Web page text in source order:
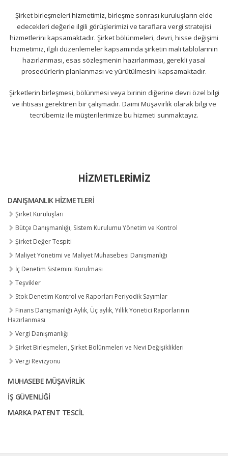
Şirket birleşmeleri hizmetimiz, birleşme sonrası kuruluşların elde
edecekleri değerle ilgili görüşlerimizi ve taraflara vergi stratejisi
hizmetlerini kapsamaktadır. Şirket bölünmeleri, devri, hisse değişimi
hizmetimiz, ilgili düzenlemeler kapsamında şirketin mali tablolarının
hazırlanması, esas sözleşmenin hazırlanması, gerekli yasal
prosedürlerin planlanması ve yürütülmesini kapsamaktadır.
Şirketlerin birleşmesi, bölünmesi veya birinin diğerine devri özel bilgi
ve ihtisası gerektiren bir çalışmadır. Daimi Müşavirlik olarak bilgi ve
tecrübemiz ile müşterilerimize bu hizmeti sunmaktayız.
HIZMETLERIMIZ
DANIŞMANLIK HIZMETLERI
Şirket Kuruluşları
Bütçe Danışmanlığı, Sistem Kurulumu Yönetim ve Kontrol
Şirket Değer Tespiti
Maliyet Yönetimi ve Maliyet Muhasebesi Danışmanlığı
İç Denetim Sistemini Kurulması
Teşvikler
Stok Denetim Kontrol ve Raporları Periyodik Sayımlar
Finans Danışmanlığı Aylık, Üç aylık, Yıllık Yönetici Raporlarının
Hazırlanması
Vergi Danışmanlığı
Şirket Birleşmeleri, Şirket Bölünmeleri ve Nevi Değişiklikleri
Vergi Revizyonu
MUHASEBE MÜŞAVIRLIK
İŞ GÜVENLIĞI
MARKA PATENT TESCIL